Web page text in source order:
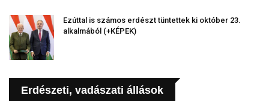
Ezúttal is számos erdészt tüntettek ki október 23.
alkalmából (+KÉPEK)
Erdészeti, vadászati állások